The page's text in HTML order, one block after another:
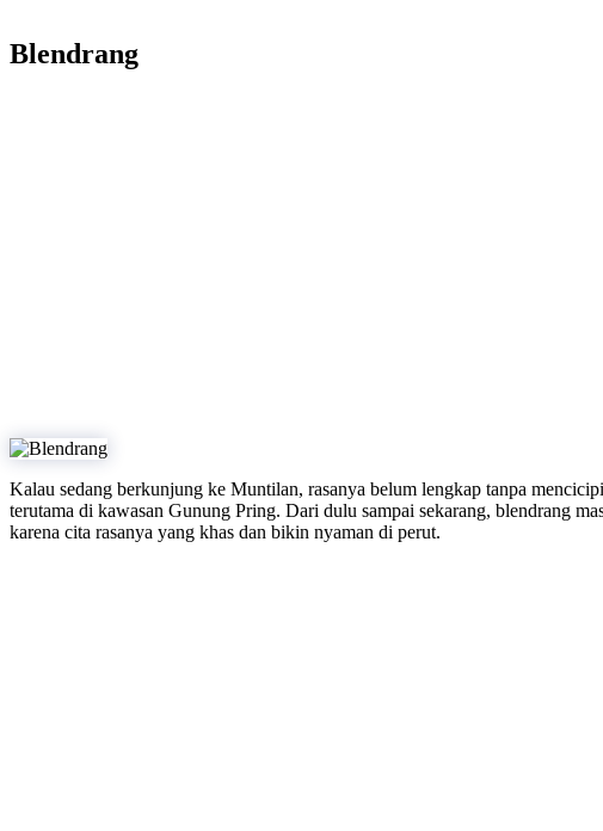
Blendrang
Kalau sedang berkunjung ke Muntilan, rasanya belum lengkap tanpa
terutama di kawasan Gunung Pring. Dari dulu sampai sekarang, blendrang
karena cita rasanya yang khas dan bikin nyaman di perut.